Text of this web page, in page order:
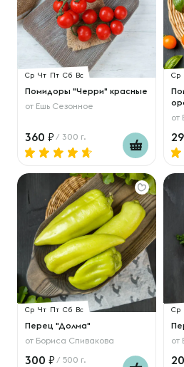
Ср Чт Пт Сб Вс
Помидоры "Черри" красные
от Ешь Сезонное
360 / 300 г.
Ср
от
Ср Чт Пт Сб Вс
Перец "Долма"
от Бориса Спивакова
300 / 500 г.
Ср
от